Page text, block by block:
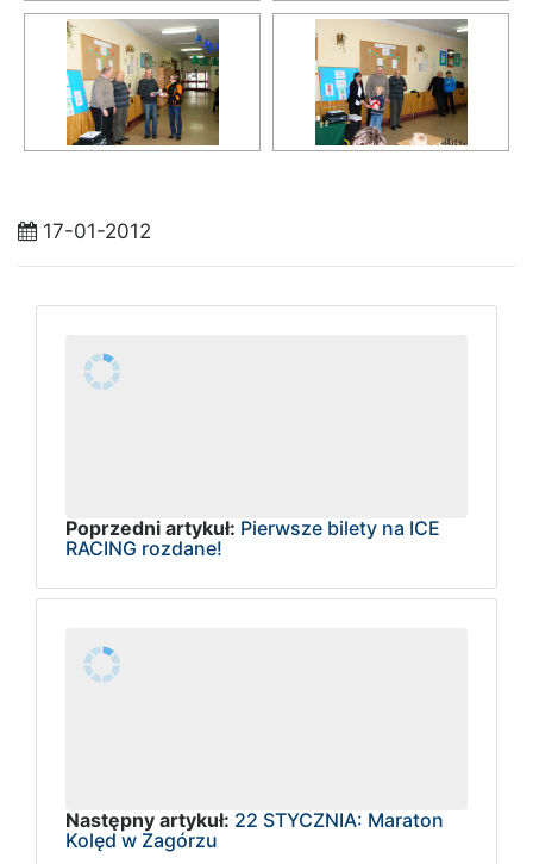
17-01-2012
Poprzedni artykuł: Pierwsze bilety na ICE
RACING rozdane!
Następny artykuł: 22 STYCZNIA: Maraton
Kolęd w Zagórzu